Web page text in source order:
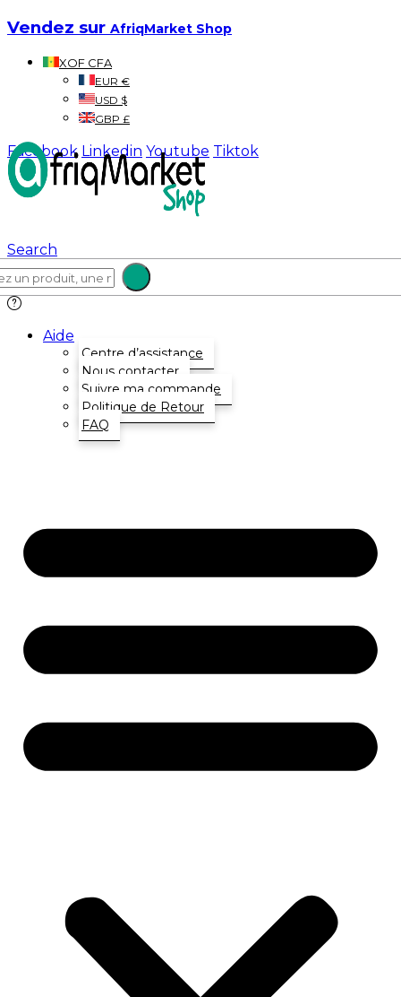
Vendez sur AfriqMarket Shop
XOF CFA
EUR €
USD $
GBP £
Facebook Linkedin Youtube Tiktok
Search
Aide
Centre d’assistance
Nous contacter
Suivre ma commande
Politique de Retour
FAQ